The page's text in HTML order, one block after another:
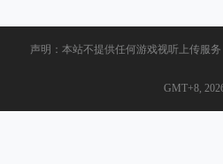
声明：本站不提供任何游戏视听上传服
GMT+8,